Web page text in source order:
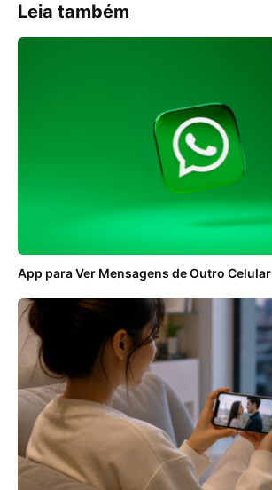
Leia também
App para Ver Mensagens de Outro Celular